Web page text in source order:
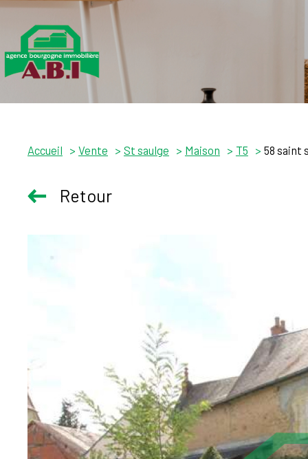
Accueil Vente St saulge Maison T5 58 saint
Retour